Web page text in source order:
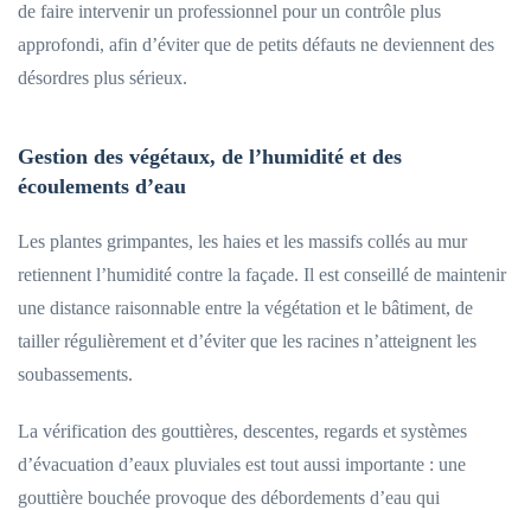
de faire intervenir un professionnel pour un contrôle plus
approfondi, afin d’éviter que de petits défauts ne deviennent des
désordres plus sérieux.
Gestion des végétaux, de l’humidité et des
écoulements d’eau
Les plantes grimpantes, les haies et les massifs collés au mur
retiennent l’humidité contre la façade. Il est conseillé de maintenir
une distance raisonnable entre la végétation et le bâtiment, de
tailler régulièrement et d’éviter que les racines n’atteignent les
soubassements.
La vérification des gouttières, descentes, regards et systèmes
d’évacuation d’eaux pluviales est tout aussi importante : une
gouttière bouchée provoque des débordements d’eau qui